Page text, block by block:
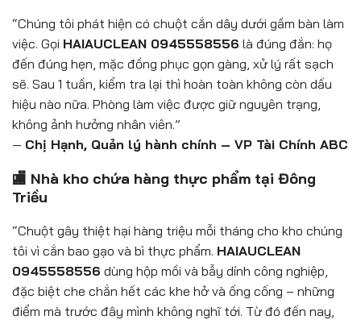
“Chúng tôi phát hiện có chuột cắn dây dưới gầm bàn làm
việc. Gọi HAIAUCLEAN 0945558556 là đúng đắn: họ
đến đúng hẹn, mặc đồng phục gọn gàng, xử lý rất sạch
sẽ. Sau 1 tuần, kiểm tra lại thì hoàn toàn không còn dấu
hiệu nào nữa. Phòng làm việc được giữ nguyên trạng,
không ảnh hưởng nhân viên.”
— Chị Hạnh, Quản lý hành chính – VP Tài Chính ABC
🏬 Nhà kho chứa hàng thực phẩm tại Đông
Triều
“Chuột gây thiệt hại hàng triệu mỗi tháng cho kho chúng
tôi vì cắn bao gạo và bì thực phẩm. HAIAUCLEAN
0945558556 dùng hộp mồi và bẫy dính công nghiệp,
đặc biệt che chắn hết các khe hở và ống cống – những
điểm mà trước đây mình không nghĩ tới. Từ đó đến nay,